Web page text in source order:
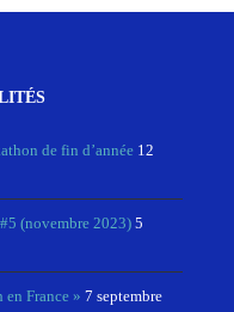
de fin d’année 12
(novembre 2023) 5
France » 7 septembre